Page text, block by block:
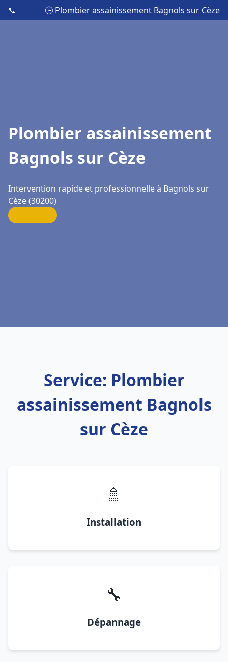
📞 🕒 Plombier assainissement Bagnols sur Cèze
Plombier assainissement
Bagnols sur Cèze
Intervention rapide et professionnelle à Bagnols sur
Cèze (30200)
Service: Plombier
assainissement Bagnols
sur Cèze
🚿
Installation
🔧
Dépannage